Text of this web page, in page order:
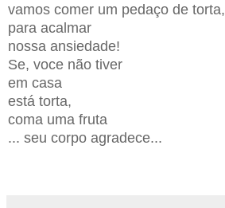
vamos comer um pedaço de torta,
para acalmar
nossa ansiedade!
Se, voce não tiver
em casa
está torta,
coma uma fruta
... seu corpo agradece...